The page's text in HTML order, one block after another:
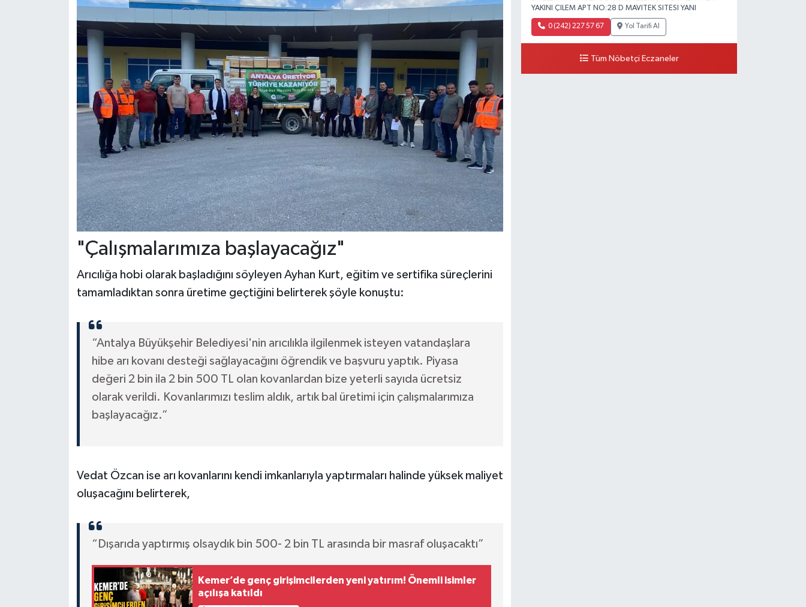
"Çalışmalarımıza başlayacağız"
Arıcılığa hobi olarak başladığını söyleyen Ayhan Kurt, eğitim ve sertifika süreçlerini
tamamladıktan sonra üretime geçtiğini belirterek şöyle konuştu:
“Antalya Büyükşehir Belediyesi'nin arıcılıkla ilgilenmek isteyen vatandaşlara
hibe arı kovanı desteği sağlayacağını öğrendik ve başvuru yaptık. Piyasa
değeri 2 bin ila 2 bin 500 TL olan kovanlardan bize yeterli sayıda ücretsiz
olarak verildi. Kovanlarımızı teslim aldık, artık bal üretimi için çalışmalarımıza
başlayacağız.”
Vedat Özcan ise arı kovanlarını kendi imkanlarıyla yaptırmaları halinde yüksek maliyet
oluşacağını belirterek,
“Dışarıda yaptırmış olsaydık bin 500- 2 bin TL arasında bir masraf oluşacaktı”
Kemer’de genç girişimcilerden yeni yatırım! Önemli isimler
açılışa katıldı
YAKINI ÇILEM APT NO:28 D MAVITEK SITESI YANI
0 (242) 227 57 67 Yol Tarifi Al
Tüm Nöbetçi Eczaneler